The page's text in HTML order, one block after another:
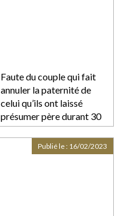
Faute du couple qui fait
annuler la paternité de
celui qu’ils ont laissé
présumer père durant 30
ans
Publié le : 16/02/2023